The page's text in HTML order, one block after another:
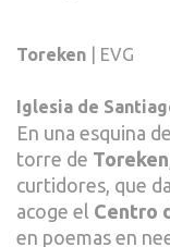
Toreken | EVG
Iglesia de
En una esquina
torre de Toreken
curtidores, que
acoge el Centro
en poemas en